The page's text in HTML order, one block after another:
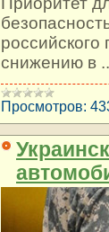
снижению в
Просмотров: